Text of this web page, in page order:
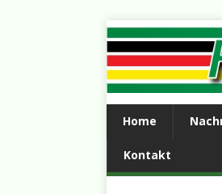
Home
Kontakt